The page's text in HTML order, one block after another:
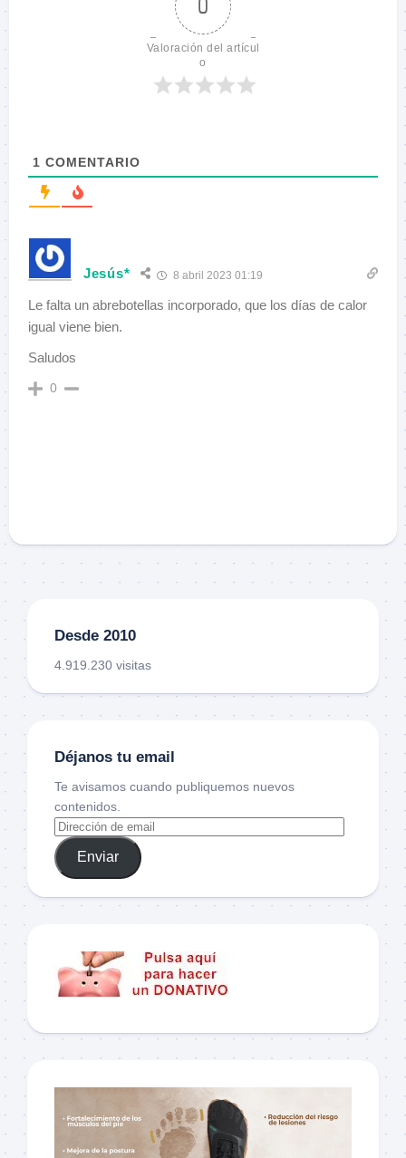
0
Valoración del artícul
o
1 COMENTARIO
Jesús* 8 abril 2023 01:19
Le falta un abrebotellas incorporado, que los días de calor
igual viene bien.
Saludos
0
Desde 2010
4.919.230 visitas
Déjanos tu email
Te avisamos cuando publiquemos nuevos
contenidos.
Enviar